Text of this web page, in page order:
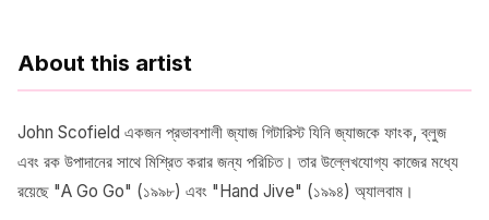
About this artist
John Scofield একজন প্রভাবশালী জ্যাজ গিটারিস্ট যিনি জ্যাজকে ফাংক, ব্লুজ
এবং রক উপাদানের সাথে মিশ্রিত করার জন্য পরিচিত। তার উল্লেখযোগ্য কাজের মধ্যে
রয়েছে "A Go Go" (১৯৯৮) এবং "Hand Jive" (১৯৯৪) অ্যালবাম।